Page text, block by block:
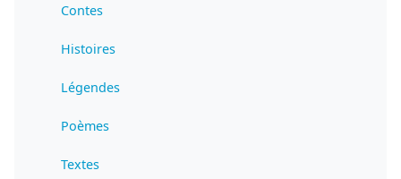
Contes
Histoires
Légendes
Poèmes
Textes